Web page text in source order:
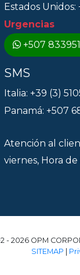
Estados Unidos:
Urgencias
+507
SMS
Italia: +39 (3)
Panamá: +507
Atención al
viernes, Hora de
- 2026 OPM
SITEMAP